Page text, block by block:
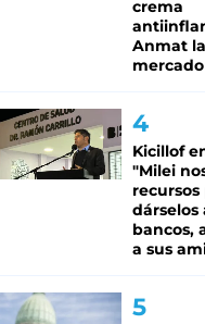
crema
Anmat
mercado
Kicillof
"Milei
recursos
dárselos
bancos,
a sus